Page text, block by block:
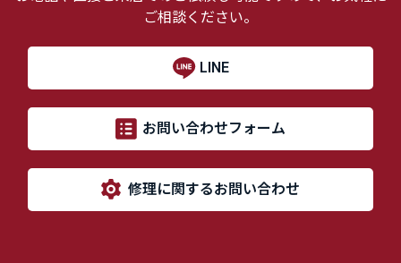
ご相談ください。
LINE
お問い合わせフォーム
修理に関するお問い合わせ